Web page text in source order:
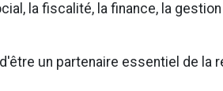
la fiscalité, la finance, la
un partenaire essentiel de la